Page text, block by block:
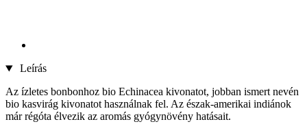
Leírás
Az ízletes bonbonhoz bio Echinacea kivonatot, jobban ismert nevén
bio kasvirág kivonatot használnak fel. Az észak-amerikai indiánok
már régóta élvezik az aromás gyógynövény hatásait.